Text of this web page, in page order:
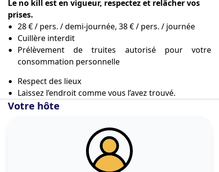
Une buanderie est également disponible à coté du
logement avec machine à laver, sèche linge et étendoir.
28 € / pers. / demi-journée, 38 € / pers. / journée
Le no kill est en vigueur, respectez et relâcher vos
prises.
28 € / pers. / demi-journée, 38 € / pers. / journée
Cuillère interdit
Prélèvement de truites autorisé pour votre
consommation personnelle
Respect des lieux
Laissez l’endroit comme vous l’avez trouvé.
Votre hôte